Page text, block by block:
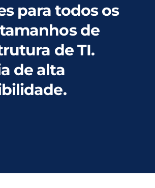
para todos os
de
de TI.
de alta